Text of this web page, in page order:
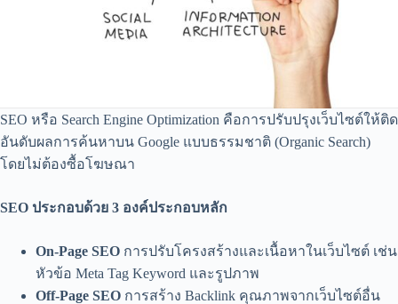
SEO หรือ Search Engine Optimization คือการปรับปรุงเว็บไซต์ให้ติด
อันดับผลการค้นหาบน Google แบบธรรมชาติ (Organic Search)
โดยไม่ต้องซื้อโฆษณา
SEO ประกอบด้วย 3 องค์ประกอบหลัก
On-Page SEO การปรับโครงสร้างและเนื้อหาในเว็บไซต์ เช่น
หัวข้อ Meta Tag Keyword และรูปภาพ
Off-Page SEO การสร้าง Backlink คุณภาพจากเว็บไซต์อื่น